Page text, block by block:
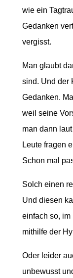
wie ein
Gedanken
vergisst.
Man glaubt
sind. Und der
Gedanken.
weil seine
man dann
Leute fragen
Schon mal
Solch einen
Und diesen
einfach so, im
mithilfe der
Oder leider
unbewusst